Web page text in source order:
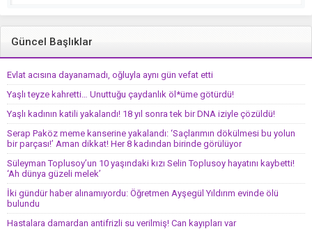
Güncel Başlıklar
Evlat acısına dayanamadı, oğluyla aynı gün vefat etti
Yaşlı teyze kahretti… Unuttuğu çaydanlık öl*üme götürdü!
Yaşlı kadının katili yakalandı! 18 yıl sonra tek bir DNA iziyle çözüldü!
Serap Paköz meme kanserine yakalandı: ‘Saçlarımın dökülmesi bu yolun
bir parçası!’ Aman dikkat! Her 8 kadından birinde görülüyor
Süleyman Toplusoy’un 10 yaşındaki kızı Selin Toplusoy hayatını kaybetti!
‘Ah dünya güzeli melek’
İki gündür haber alınamıyordu: Öğretmen Ayşegül Yıldırım evinde ölü
bulundu
Hastalara damardan antifrizli su verilmiş! Can kayıpları var